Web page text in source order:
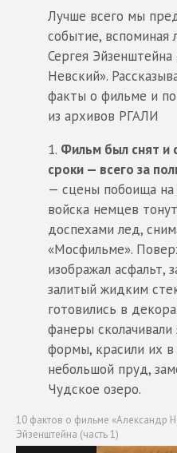
Лучше всего мы
событие, вспоминая
Сергея Эйзенштейна
Невский».
факты о фильме и
из архивов РГАЛИ
Фильм был снят и
сроки — всего за
— сцены побоища на
войска немцев
доспехами лед,
«Мосфильме».
изображал асфальт,
залитый жидким
готовились в
фанеры
формы, красили их
небольшой пруд,
Чудское озеро.
10 фактов о фильме «Александр
Эйзенштейна (часть 1)